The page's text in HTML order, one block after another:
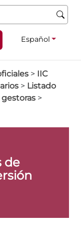
Español
> IIC
> Listado
>
de